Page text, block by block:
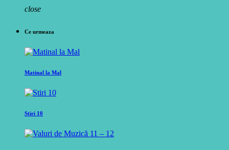
close
Ce urmeaza
Matinal la Mal
Stiri 10